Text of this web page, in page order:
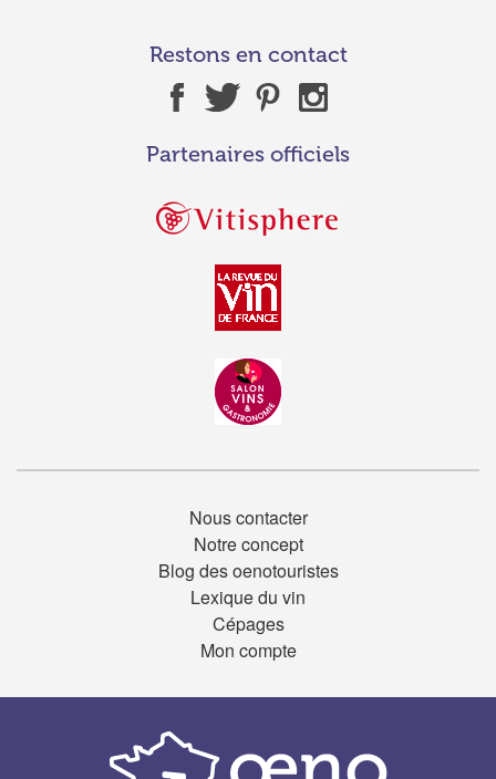
Restons en contact
Partenaires officiels
Nous contacter
Notre concept
Blog des oenotouristes
Lexique du vin
Cépages
Mon compte